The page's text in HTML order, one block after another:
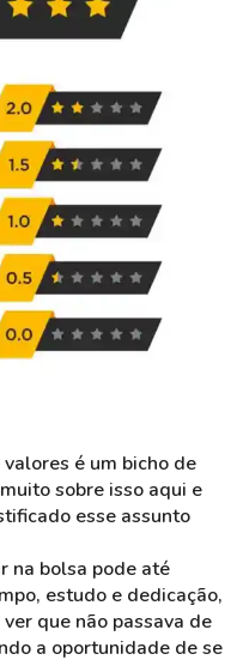
é um bicho de
sobre isso aqui e
esse assunto
na bolsa pode até
estudo e dedicação,
que não passava de
a oportunidade de se